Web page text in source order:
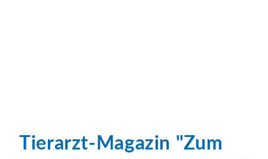
Tierarzt-Magazin "Zum